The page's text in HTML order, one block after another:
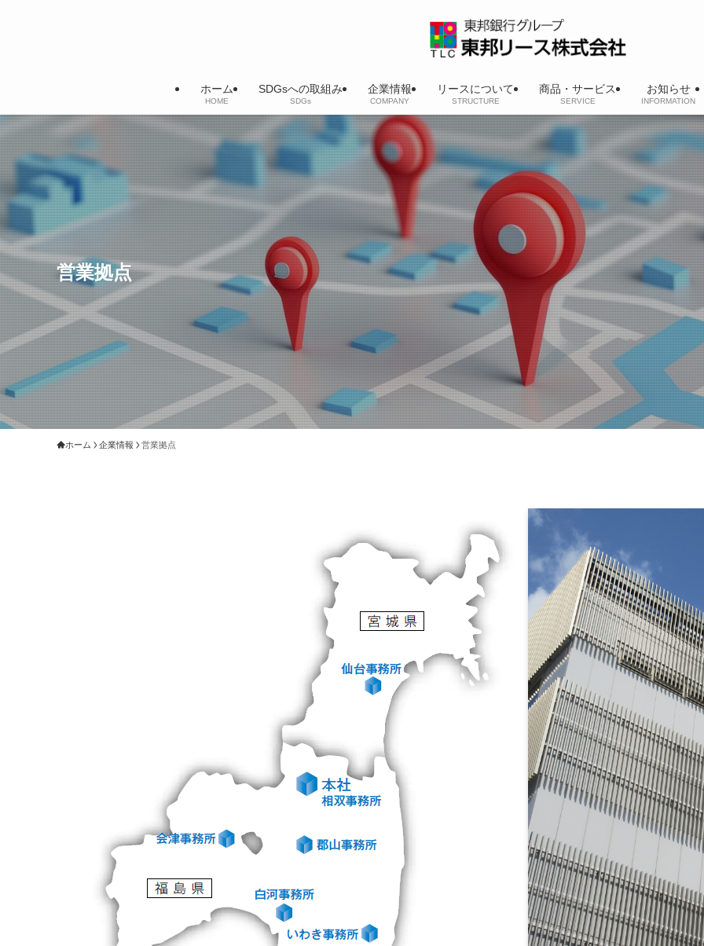
ホーム
HOME
SDGsへの取組み
SDGs
企業情報
COMPANY
リースについて
STRUCTURE
商品・サービス
SERVICE
お知らせ
INFORMATION
営業拠点
ホーム 企業情報 営業拠点